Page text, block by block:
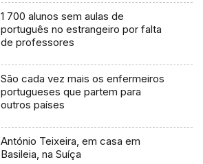
1 700 alunos sem aulas de
português no estrangeiro por falta
de professores
São cada vez mais os enfermeiros
portugueses que partem para
outros países
António Teixeira, em casa em
Basileia, na Suíça